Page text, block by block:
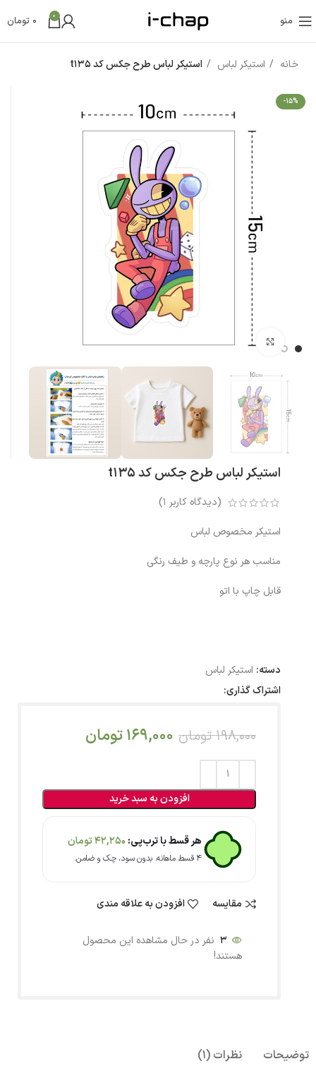
منو 0
0 تومان
خانه استیکر لباس استیکر لباس طرح جکس کد t135
-15%
بزرگنمایی تصویر
استیکر لباس طرح جکس کد t135
(دیدگاه کاربر 1
)
استیکر مخصوص لباس
مناسب هر نوع پارچه و طیف رنگی
قابل چاپ با اتو
دسته: استیکر لباس
اشتراک گذاری:
198,000 تومان 169,000تومان
افزودن به سبد خرید
هر قسط با ترب‌پی: 42,250تومان
۴ قسط ماهانه. بدون سود، چک و ضامن.
مقایسه افزودن به علاقه مندی
3 نفر در حال مشاهده این محصول
هستند!
توضیحات نظرات (1)